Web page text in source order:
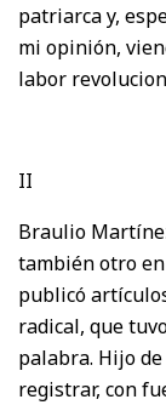
patriarca y,
mi opinión,
labor
II
Braulio
también otro
publicó
radical, que
palabra. Hijo
registrar, con